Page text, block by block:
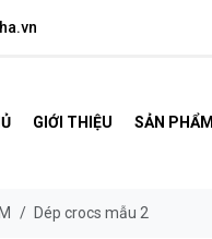
GIỚI THIỆU SẢN PHẨM
/ Dép crocs mẫu 2